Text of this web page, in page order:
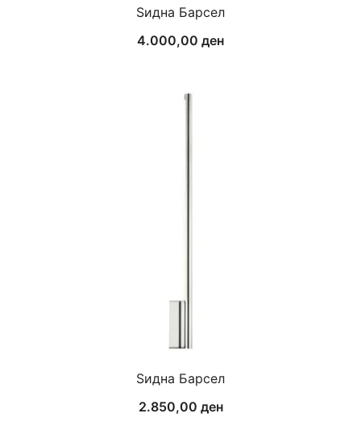
Ѕидна Барсел
4.000,00 ден
Ѕидна Барсел
2.850,00 ден